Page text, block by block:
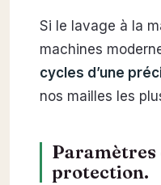
Si le lavage à la
machines
cycles d’une
nos mailles les
Paramètres
protection.